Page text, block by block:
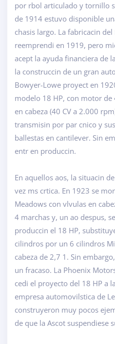
por rbol articulado y tornillo
de 1914 estuvo disponible
chasis largo. La fabricacin
reemprendi en 1919, pero
acept la ayuda financiera de
la construccin de un gran
Bowyer-Lowe proyect en
modelo 18 HP, con motor
en cabeza (40 CV a 2.000
transmisin por par cnico y
ballestas en cantilever. Sin
entr en produccin.
En aquellos aos, la situacin
vez ms crtica. En 1923 se
Meadows con vlvulas en
4 marchas y, un ao despus,
produccin el 18 HP,
cilindros por un 6 cilindros
cabeza de 2,7 1. Sin
un fracaso. La Phoenix
cedi el proyecto del 18 HP a
empresa automovilstica de
construyeron muy pocos
de que la Ascot suspendiese